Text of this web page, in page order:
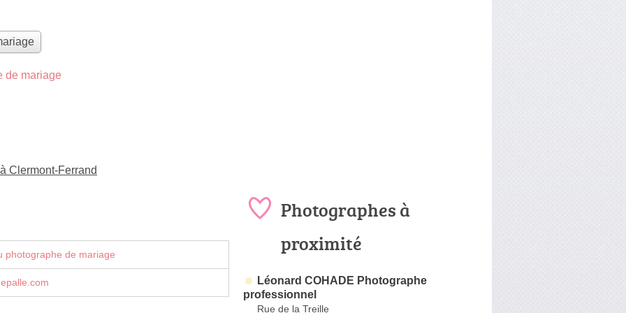
de mariage
Clermont-Ferrand
photographe de mariage
Photographes à
proximité
Léonard COHADE Photographe
professionnel
Rue de la Treille